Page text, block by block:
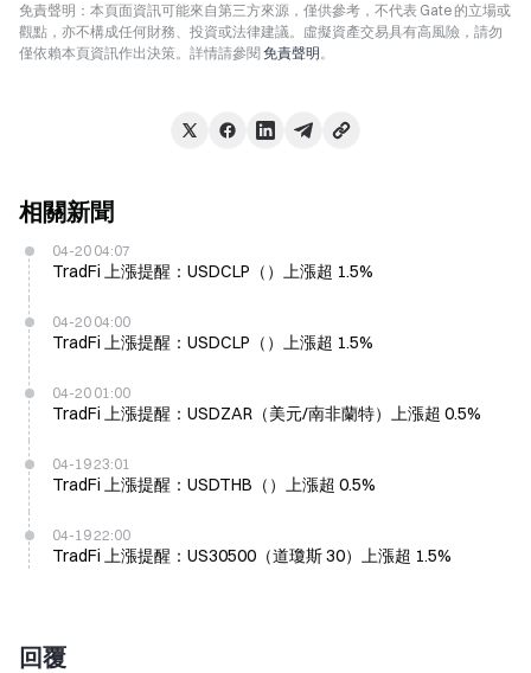
免責聲明：本頁面資訊可能來自第三方來源，僅供參考，不代表 Gate 的立場或
觀點，亦不構成任何財務、投資或法律建議。虛擬資產交易具有高風險，請勿
僅依賴本頁資訊作出決策。詳情請參閱 免責聲明。
相關新聞
04-20 04:07
TradFi 上漲提醒：USDCLP（）上漲超 1.5%
04-20 04:00
TradFi 上漲提醒：USDCLP（）上漲超 1.5%
04-20 01:00
TradFi 上漲提醒：USDZAR（美元/南非蘭特）上漲超 0.5%
04-19 23:01
TradFi 上漲提醒：USDTHB（）上漲超 0.5%
04-19 22:00
TradFi 上漲提醒：US30500（道瓊斯 30）上漲超 1.5%
回覆